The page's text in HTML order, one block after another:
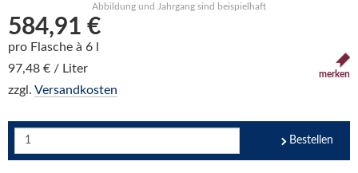
Abbildung und Jahrgang sind beispielhaft
584,91 €
pro Flasche à 6 l
97,48 € / Liter
zzgl. Versandkosten
merken
Bestellen